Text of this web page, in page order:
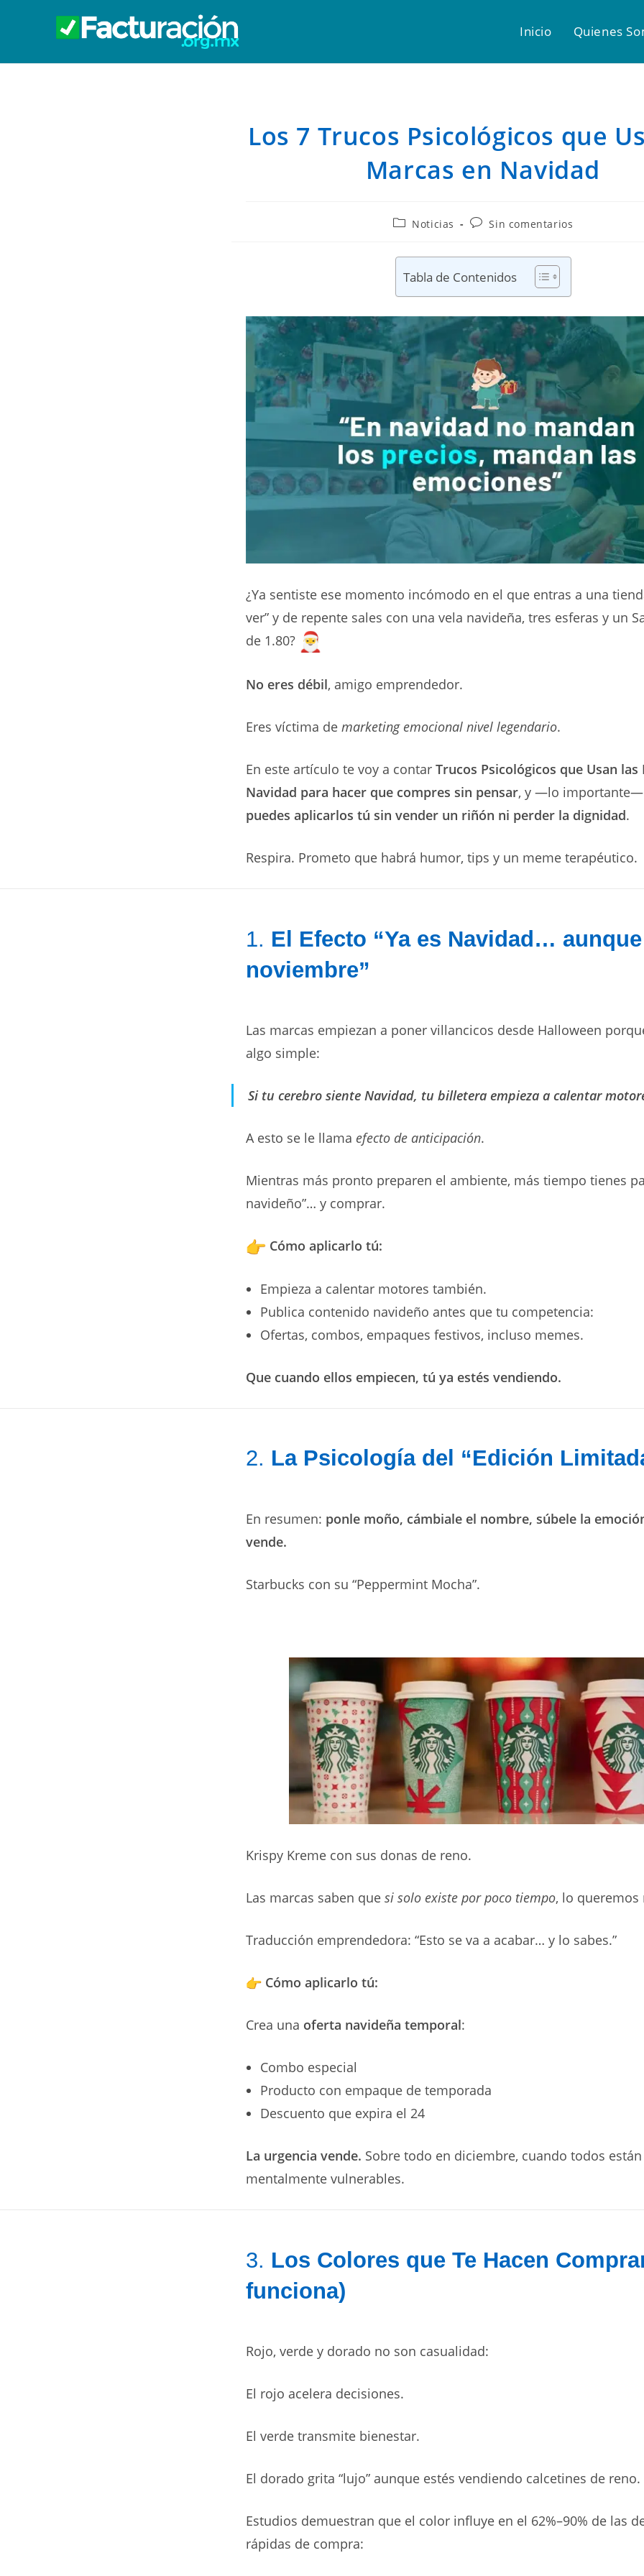
Inicio Quienes
Los 7 Trucos Psicológicos que
Marcas en Navidad
Noticias Sin comentarios
Tabla de Contenidos
¿Ya sentiste ese momento incómodo en el que entras a una
ver” y de repente sales con una vela navideña, tres esferas y un
de 1.80?
No eres débil, amigo emprendedor.
Eres víctima de marketing emocional nivel legendario.
En este artículo te voy a contar Trucos Psicológicos que Usan las
Navidad para hacer que compres sin pensar, y —lo
puedes aplicarlos tú sin vender un riñón ni perder la dignidad.
Respira. Prometo que habrá humor, tips y un meme terapéutico.
1. El Efecto “Ya es Navidad…
noviembre”
Las marcas empiezan a poner villancicos desde Halloween
algo simple:
Si tu cerebro siente Navidad, tu billetera empieza a calentar
A esto se le llama efecto de anticipación.
Mientras más pronto preparen el ambiente, más tiempo tienes
navideño”… y comprar.
Cómo aplicarlo tú:
Empieza a calentar motores también.
Publica contenido navideño antes que tu competencia:
Ofertas, combos, empaques festivos, incluso memes.
Que cuando ellos empiecen, tú ya estés vendiendo.
2. La Psicología del “Edición
En resumen: ponle moño, cámbiale el nombre, súbele la
vende.
Starbucks con su “Peppermint Mocha”.
Krispy Kreme con sus donas de reno.
Las marcas saben que si solo existe por poco tiempo, lo queremos
Traducción emprendedora: “Esto se va a acabar… y lo sabes.”
Cómo aplicarlo tú:
Crea una oferta navideña temporal:
Combo especial
Producto con empaque de temporada
Descuento que expira el 24
La urgencia vende. Sobre todo en diciembre, cuando todos están
mentalmente vulnerables.
3. Los Colores que Te Hacen
funciona)
Rojo, verde y dorado no son casualidad:
El rojo acelera decisiones.
El verde transmite bienestar.
El dorado grita “lujo” aunque estés vendiendo calcetines de reno.
Estudios demuestran que el color influye en el 62%–90% de las
rápidas de compra: